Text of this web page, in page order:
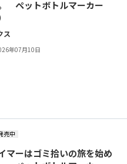
ペットボトルマーカー
ス
年07月10日
売中
マーはゴミ拾いの旅を始め